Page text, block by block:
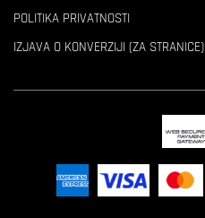
POLITIKA PRIVATNOSTI
IZJAVA O KONVERZIJI (ZA STRANICE)